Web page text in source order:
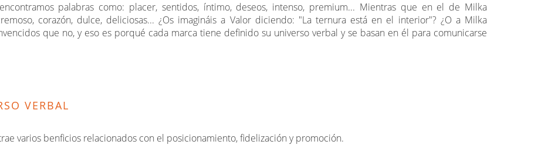
palabras como: placer, sentidos, íntimo, deseos, intenso, premium... Mientras que en el de Milka
corazón, dulce, deliciosas... ¿Os imagináis a Valor diciendo: "La ternura está en el interior"? ¿O a Milka
que no, y eso es porqué cada marca tiene definido su universo verbal y se basan en él para comunicarse
VERBAL
varios benficios relacionados con el posicionamiento, fidelización y promoción.